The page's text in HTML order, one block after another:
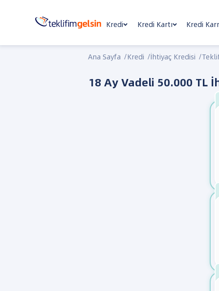
Kredi Kredi Kartı Kredi
Ana Sayfa /Kredi /İhtiyaç Kredisi /
18 Ay Vadeli 50.000 TL